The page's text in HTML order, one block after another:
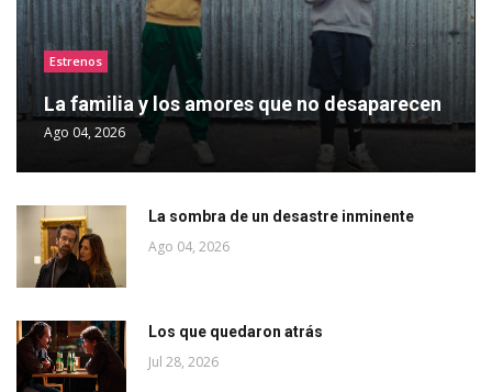
Estrenos
La familia y los amores que no desaparecen
Ago 04, 2026
La sombra de un desastre inminente
Ago 04, 2026
Los que quedaron atrás
Jul 28, 2026